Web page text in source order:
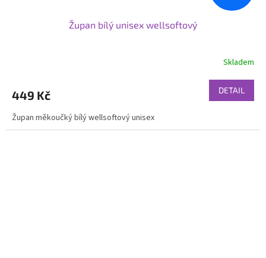
Župan bílý unisex wellsoftový
Skladem
449 Kč DETAIL
Župan měkoučký bílý wellsoftový unisex